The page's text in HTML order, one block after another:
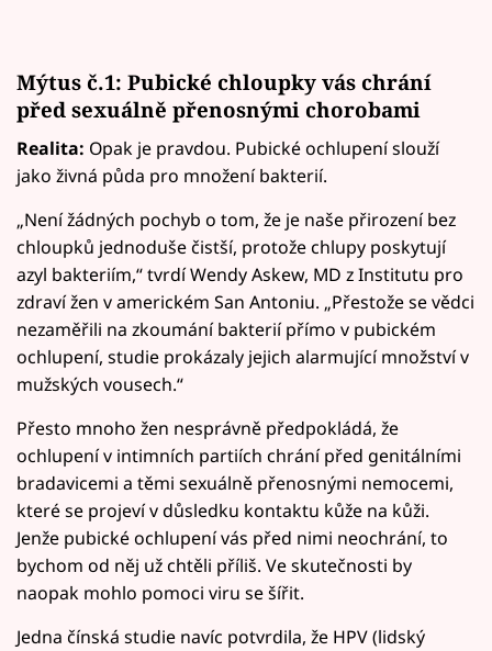
Mýtus č.1: Pubické chloupky vás chrání
před sexuálně přenosnými chorobami
Realita: Opak je pravdou. Pubické ochlupení slouží
jako živná půda pro množení bakterií.
„Není žádných pochyb o tom, že je naše přirození bez
chloupků jednoduše čistší, protože chlupy poskytují
azyl bakteriím,“ tvrdí Wendy Askew, MD z Institutu pro
zdraví žen v americkém San Antoniu. „Přestože se vědci
nezaměřili na zkoumání bakterií přímo v pubickém
ochlupení, studie prokázaly jejich alarmující množství v
mužských vousech.“
Přesto mnoho žen nesprávně předpokládá, že
ochlupení v intimních partiích chrání před genitálními
bradavicemi a těmi sexuálně přenosnými nemocemi,
které se projeví v důsledku kontaktu kůže na kůži.
Jenže pubické ochlupení vás před nimi neochrání, to
bychom od něj už chtěli příliš. Ve skutečnosti by
naopak mohlo pomoci viru se šířit.
Jedna čínská studie navíc potvrdila, že HPV (lidský